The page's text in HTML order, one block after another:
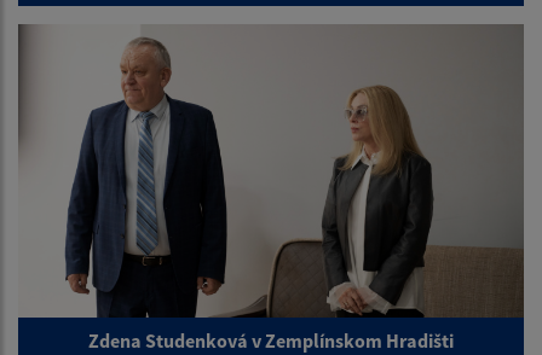
Zdena Studenková v Zemplínskom Hradišti